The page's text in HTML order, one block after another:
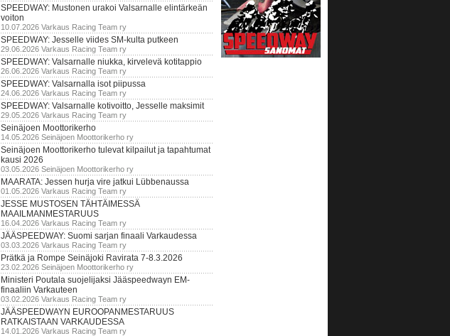
SPEEDWAY: Mustonen urakoi Valsarnalle elintärkeän
voiton
10.07.2026 Varkaus Racing Team ry
SPEEDWAY: Jesselle viides SM-kulta putkeen
29.06.2026 Varkaus Racing Team ry
SPEEDWAY: Valsarnalle niukka, kirvelevä kotitappio
26.06.2026 Varkaus Racing Team ry
SPEEDWAY: Valsarnalla isot piipussa
24.06.2026 Varkaus Racing Team ry
SPEEDWAY: Valsarnalle kotivoitto, Jesselle maksimit
29.05.2026 Varkaus Racing Team ry
Seinäjoen Moottorikerho
14.05.2026 Seinäjoen Moottorikerho ry
Seinäjoen Moottorikerho tulevat kilpailut ja tapahtumat
kausi 2026
03.05.2026 Seinäjoen Moottorikerho ry
MAARATA: Jessen hurja vire jatkui Lübbenaussa
01.05.2026 Varkaus Racing Team ry
JESSE MUSTOSEN TÄHTÄIMESSÄ
MAAILMANMESTARUUS
16.04.2026 Varkaus Racing Team ry
JÄÄSPEEDWAY: Suomi sarjan finaali Varkaudessa
03.03.2026 Varkaus Racing Team ry
Prätkä ja Rompe Seinäjoki Ravirata 7-8.3.2026
23.02.2026 Seinäjoen Moottorikerho ry
Ministeri Poutala suojelijaksi Jääspeedwayn EM-
finaaliin Varkauteen
03.02.2026 Varkaus Racing Team ry
JÄÄSPEEDWAYN EUROOPANMESTARUUS
RATKAISTAAN VARKAUDESSA
14.01.2026 Varkaus Racing Team ry